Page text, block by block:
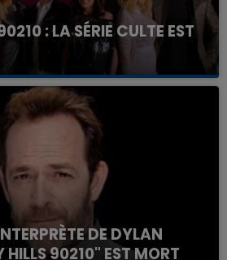
: LA SÉRIE CULTE EST
DE DYLAN
HILLS 90210" EST MORT